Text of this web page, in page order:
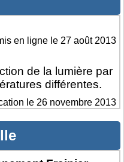
de la lumière par
différentes.
en ligne le 27 août 2013
le 26 novembre 2013